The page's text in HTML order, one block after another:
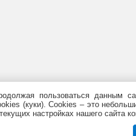
перед его приобретением,
у менеджера по телефону+7 (495)
пользоваться данным
(куки). Сookies – это
настройках нашего сайта